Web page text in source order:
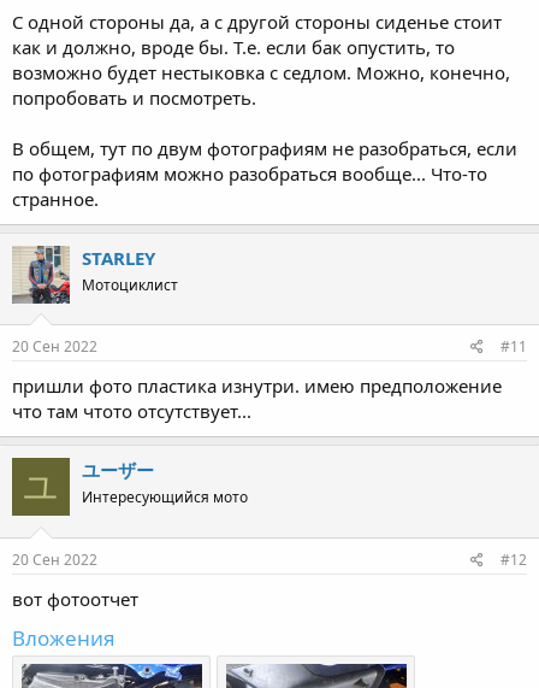
С одной стороны да, а с другой стороны сиденье стоит
как и должно, вроде бы. Т.е. если бак опустить, то
возможно будет нестыковка с седлом. Можно, конечно,
попробовать и посмотреть.
В общем, тут по двум фотографиям не разобраться, если
по фотографиям можно разобраться вообще... Что-то
странное.
STARLEY
Мотоциклист
20 Сен 2022 #11
пришли фото пластика изнутри. имею предположение
что там чтото отсутствует...
ユ ユーザー
Интересующийся мото
20 Сен 2022 #12
вот фотоотчет
Вложения